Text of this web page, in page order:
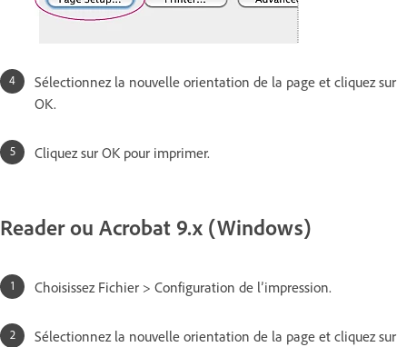
Sélectionnez la nouvelle orientation de la page et cliquez sur
OK.
Cliquez sur OK pour imprimer.
Reader ou Acrobat 9.x (Windows)
Choisissez Fichier > Configuration de l’impression.
Sélectionnez la nouvelle orientation de la page et cliquez sur